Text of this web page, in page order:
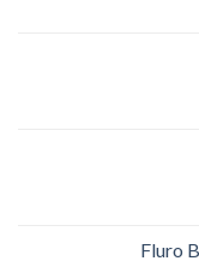
Fluro